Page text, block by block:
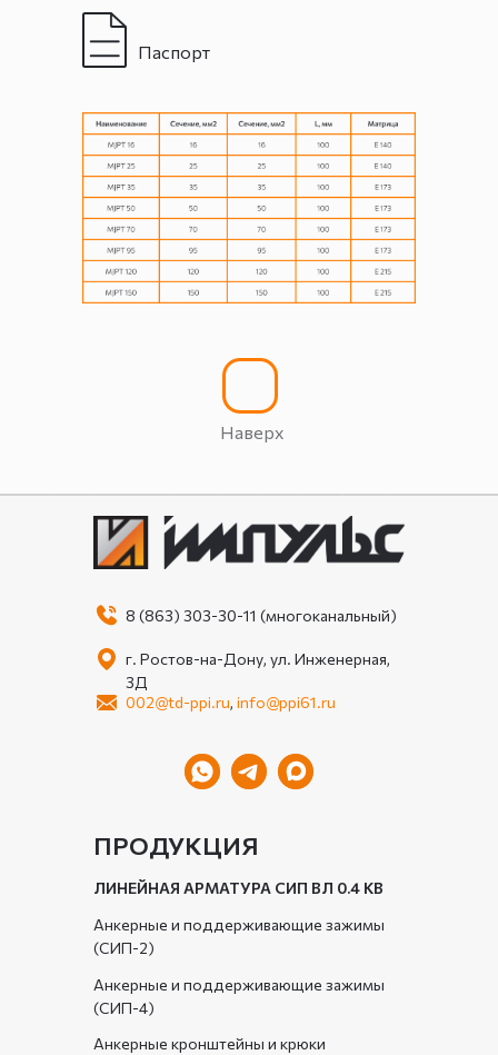
Паспорт
Наверх
Анкерные кронштейны и крюки
Анкерные и поддерживающие зажимы
(СИП-4)
Анкерные и поддерживающие зажимы
(СИП-2)
ЛИНЕЙНАЯ АРМАТУРА СИП ВЛ 0.4 КВ
ПРОДУКЦИЯ
002@td-ppi.ru, info@ppi61.ru
г. Ростов-на-Дону, ул. Инженерная,
3Д
8 (863) 303-30-11 (многоканальный)